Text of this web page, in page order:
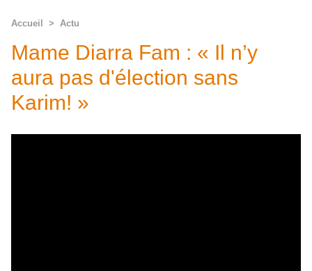
Accueil > Actu
Mame Diarra Fam : « Il n’y
aura pas d'élection sans
Karim! »